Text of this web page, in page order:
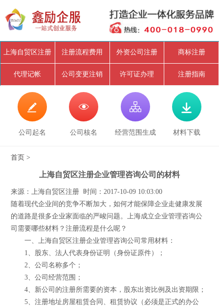
上海自贸区注册 注册流程费用 外资公司注册 商标注册
代理记帐 公司变更注销 许可证办理 注册指南

公司起名

公司核名

经营范围生成

材料下载
首页 >
上海自贸区注册企业管理咨询公司的材料
来源：上海自贸区注册 时间：2017-10-09 10:03:00
随着现代企业间的竞争不断加大，如何才能保障企业走健康发展
的道路是很多企业家面临的严峻问题。上海成立企业管理咨询公
司需要哪些材料？注册流程是什么呢？
一、上海自贸区注册企业管理咨询公司常用材料：
1、股东、法人代表身份证明（身份证原件）；
2、公司名称多个；
3、公司经营范围；
4、新公司的注册所需要的资本，股东出资比例及出资期限；
5、注册地址房屋租赁合同、租赁协议（必须是正式的办公